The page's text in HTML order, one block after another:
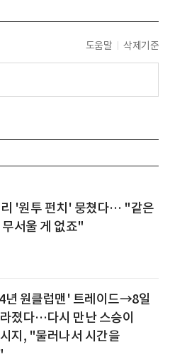
도움말 삭제기준
'원투 펀치' 뭉쳤다… "같은
무서울 게 없죠"
년 원클럽맨' 트레이드→8일
졌다…다시 만난 스승이
지, "물러나서 시간을